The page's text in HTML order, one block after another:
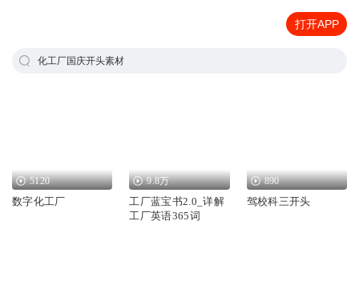
打开APP
化工厂国庆开头素材
5120
数字化工厂
9.8万
工厂蓝宝书2.0_详解
工厂英语365词
890
驾校科三开头